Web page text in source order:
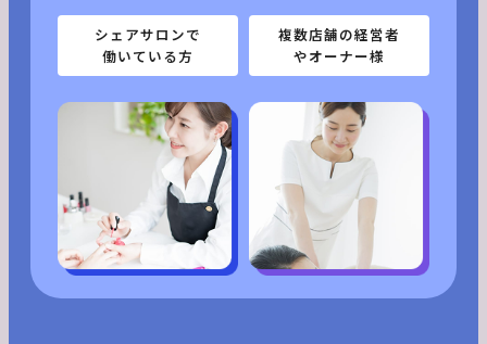
シェアサロンで
働いている方
複数店舗の経営者
やオーナー様